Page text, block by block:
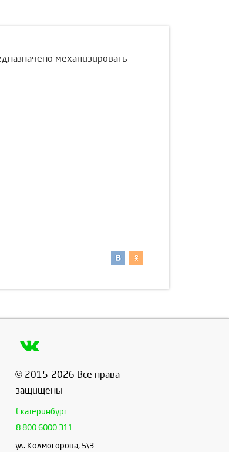
механизировать
© 2015-2026 Все права
защищены
Екатеринбург
8 800 6000 311
ул. Колмогорова, 5\3